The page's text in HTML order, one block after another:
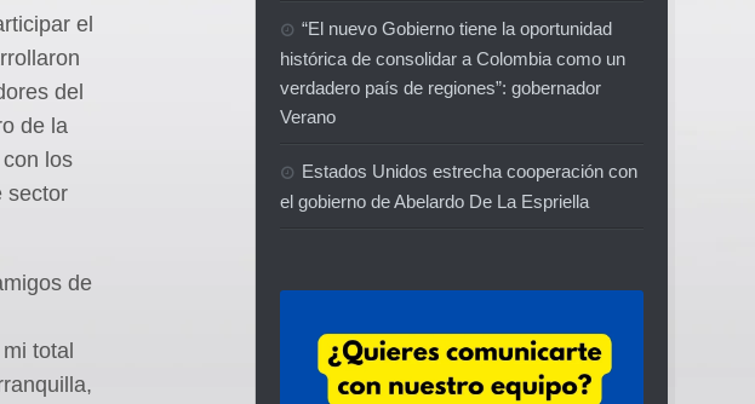
el
del
de la
los
sector
de
total
“El nuevo Gobierno tiene la oportunidad
histórica de consolidar a Colombia como un
verdadero país de regiones”: gobernador
Verano
Estados Unidos estrecha cooperación con
el gobierno de Abelardo De La Espriella